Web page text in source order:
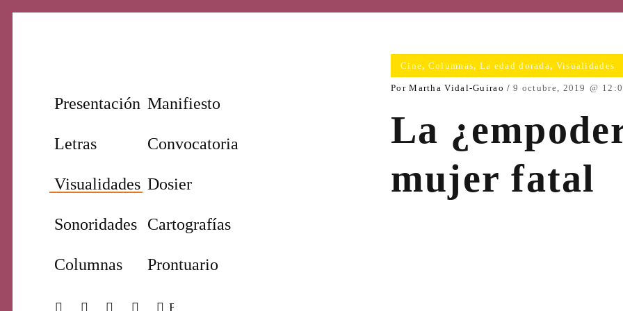
Revista
Presentación Manifiesto
Letras Convocatoria
Visualidades Dosier
Sonoridades Cartografías
Columnas Prontuario
BUSCAR
Cine, Columnas, La edad dorada, Visualidades
PorMartha Vidal-Guirao 9 octubre, 2019
La
mujer fatal